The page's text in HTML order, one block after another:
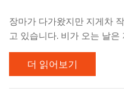
장마가 다가왔지만 지게차
고 있습니다. 비가 오는 날
왔습니다. 비 오는 날 지게차
이야기해 보겠습니다. 1. 도
특히 진흙이 두꺼운 곳에서
우가 내린 후에는 진흙이 젖
더 읽어보기